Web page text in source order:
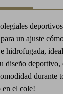
un ajuste
e hidrofugada,
diseño
durante
en el cole!